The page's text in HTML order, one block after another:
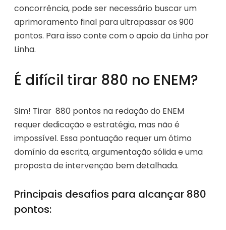
concorrência, pode ser necessário buscar um
aprimoramento final para ultrapassar os 900
pontos. Para isso conte com o apoio da Linha por
Linha.
É difícil tirar 880 no ENEM?
Sim! Tirar 880 pontos na redação do ENEM
requer dedicação e estratégia, mas não é
impossível. Essa pontuação requer um ótimo
domínio da escrita, argumentação sólida e uma
proposta de intervenção bem detalhada.
Principais desafios para alcançar 880
pontos: